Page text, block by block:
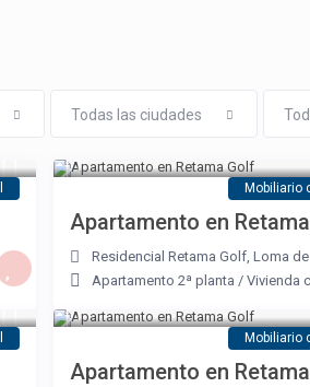
Todas las ciudades
Mobiliario
Apartamento en
Residencial Retama Golf,Loma
Apartamento 2ª planta /Vivienda
Mobiliario
Apartamento en